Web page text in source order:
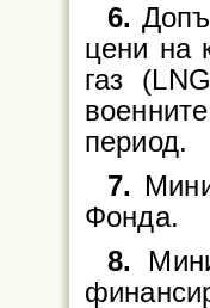
6.
цени на
газ
период.
7.
Фонда.
8.